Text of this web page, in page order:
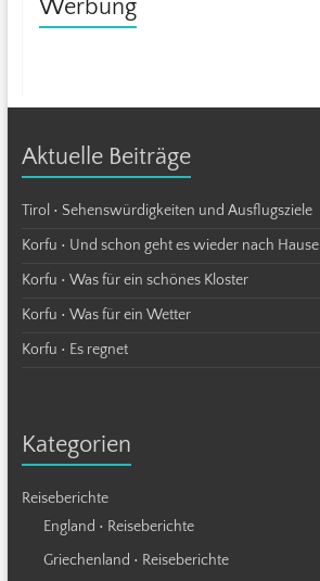
Werbung
Aktuelle Beiträge
Tirol • Sehenswürdigkeiten und Ausflugsziele
Korfu • Und schon geht es wieder nach Hause
Korfu • Was für ein schönes Kloster
Korfu • Was für ein Wetter
Korfu • Es regnet
Kategorien
Reiseberichte
England • Reiseberichte
Griechenland • Reiseberichte